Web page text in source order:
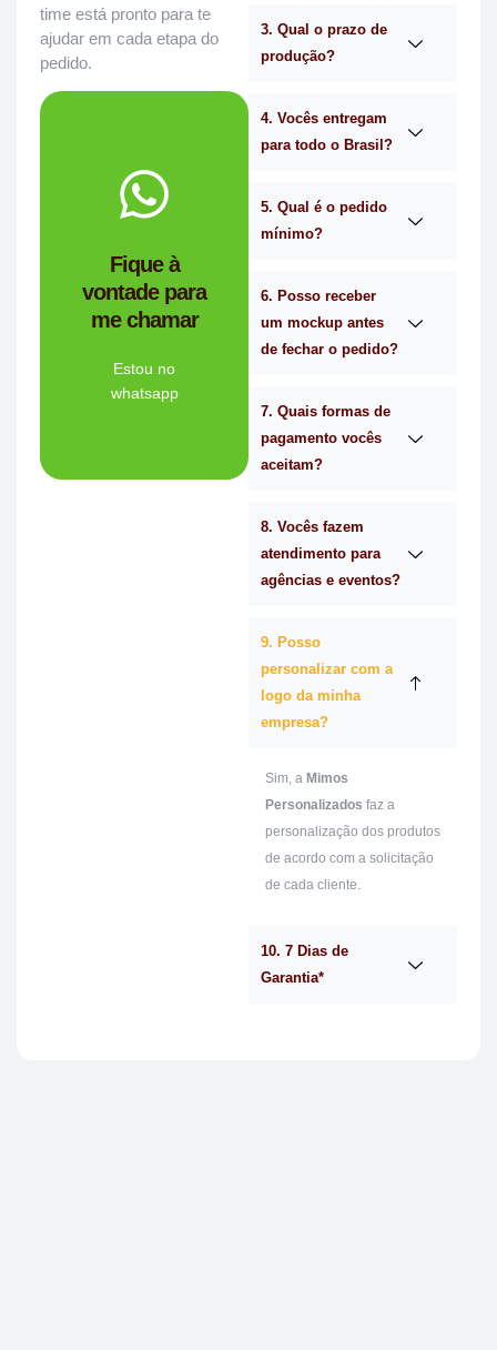
time está pronto para te
ajudar em cada etapa do
pedido.
Fique à
vontade para
me chamar
Estou no
whatsapp
Tem dúvidas se a
Personalizado é a
empresa de
brindes certa para
Me chama
no
3. Qual o prazo de
produção?
4. Vocês entregam
para todo o Brasil?
5. Qual é o pedido
mínimo?
6. Posso receber
um mockup antes
de fechar o pedido?
7. Quais formas de
pagamento vocês
aceitam?
8. Vocês fazem
atendimento para
agências e eventos?
9. Posso
personalizar com a
logo da minha
empresa?
Sim, a Mimos
Personalizados faz a
personalização dos produtos
de acordo com a solicitação
de cada cliente.
10. 7 Dias de
Garantia*